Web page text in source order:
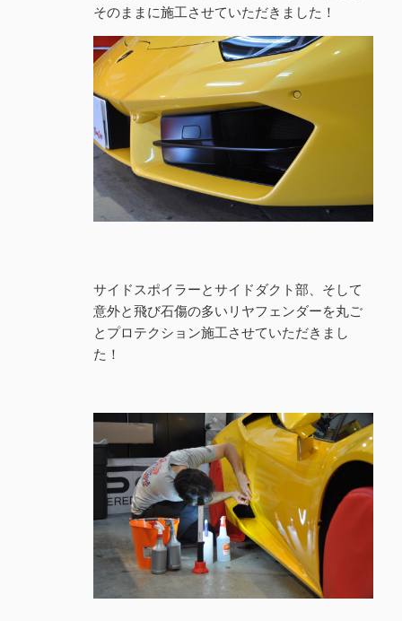
そのままに施工させていただきました！
サイドスポイラーとサイドダクト部、そして
意外と飛び石傷の多いリヤフェンダーを丸ご
とプロテクション施工させていただきまし
た！